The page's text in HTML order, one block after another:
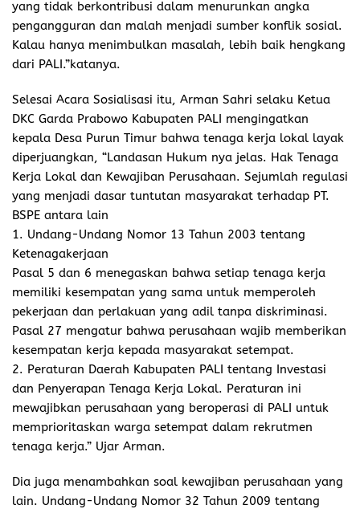
yang tidak berkontribusi dalam menurunkan angka
pengangguran dan malah menjadi sumber konflik sosial.
Kalau hanya menimbulkan masalah, lebih baik hengkang
dari PALI.”katanya.
Selesai Acara Sosialisasi itu, Arman Sahri selaku Ketua
DKC Garda Prabowo Kabupaten PALI mengingatkan
kepala Desa Purun Timur bahwa tenaga kerja lokal layak
diperjuangkan, “Landasan Hukum nya jelas. Hak Tenaga
Kerja Lokal dan Kewajiban Perusahaan. Sejumlah regulasi
yang menjadi dasar tuntutan masyarakat terhadap PT.
BSPE antara lain
1. Undang-Undang Nomor 13 Tahun 2003 tentang
Ketenagakerjaan
Pasal 5 dan 6 menegaskan bahwa setiap tenaga kerja
memiliki kesempatan yang sama untuk memperoleh
pekerjaan dan perlakuan yang adil tanpa diskriminasi.
Pasal 27 mengatur bahwa perusahaan wajib memberikan
kesempatan kerja kepada masyarakat setempat.
2. Peraturan Daerah Kabupaten PALI tentang Investasi
dan Penyerapan Tenaga Kerja Lokal. Peraturan ini
mewajibkan perusahaan yang beroperasi di PALI untuk
memprioritaskan warga setempat dalam rekrutmen
tenaga kerja.” Ujar Arman.
Dia juga menambahkan soal kewajiban perusahaan yang
lain. Undang-Undang Nomor 32 Tahun 2009 tentang